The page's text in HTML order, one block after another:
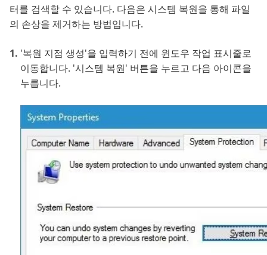
터를 검색할 수 있습니다. 다음은 시스템 복원을 통해 파일
의 손상을 제거하는 방법입니다.
'복원 지점 생성'을 입력하기 전에 윈도우 작업 표시줄로
이동합니다. '시스템 복원' 버튼을 누르고 다음 아이콘을
누릅니다.